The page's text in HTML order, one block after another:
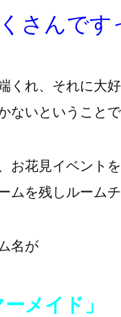
さんです
くれ、それに大
ないということ
お花見イベント
ムを残しルーム
名が
メイド」